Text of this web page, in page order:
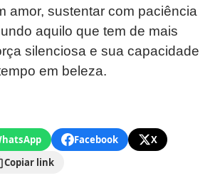
amor, sustentar com paciência
aquilo que tem de mais
silenciosa e sua capacidade
em beleza.
Facebook
X
Copiar link